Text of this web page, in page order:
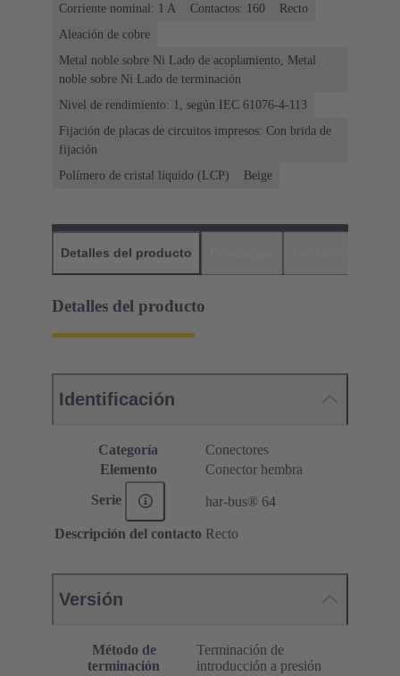
Corriente nominal: ‌1 A
Contactos: 160
Recto
Aleación de cobre
Metal noble sobre Ni Lado de acoplamiento, Metal
noble sobre Ni Lado de terminación
Nivel de rendimiento: 1, según IEC 61076-4-113
Fijación de placas de circuitos impresos: Con brida de
fijación
Polímero de cristal líquido (LCP)
Beige
Detalles del producto
Detalles del producto
Identificación
Categoría
Conectores
Elemento
Conector hembra
Serie har-bus® 64
Descripción del contacto Recto
Versión
Método de
terminación
Terminación de
introducción a presión